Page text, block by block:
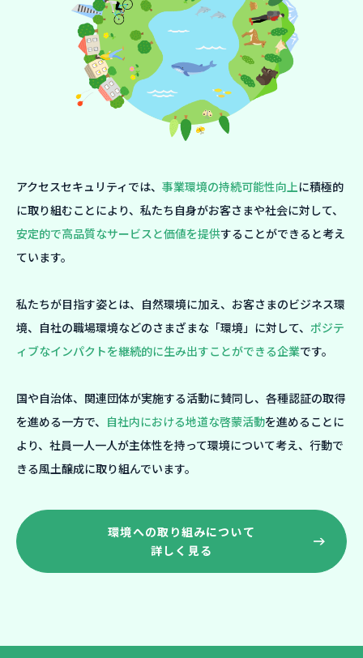
アクセスセキュリティでは、 事業環境の持続可能性向上に積極的
に取り組むことにより、私たち自身がお客さまや社会に対して、
安定的で高品質なサービスと価値を提供することができると考え
ています。
私たちが目指す姿とは、自然環境に加え、お客さまのビジネス環
境、自社の職場環境などのさまざまな「環境」に対して、 ポジテ
ィブなインパクトを継続的に生み出すことができる企業です。
国や自治体、関連団体が実施する活動に賛同し、各種認証の取得
を進める一方で、 自社内における地道な啓蒙活動を進めることに
より、社員一人一人が主体性を持って環境について考え、行動で
きる風土醸成に取り組んでいます。
環境への取り組みについて
詳しく見る